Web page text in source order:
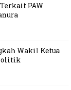
PAW
Wakil Ketua